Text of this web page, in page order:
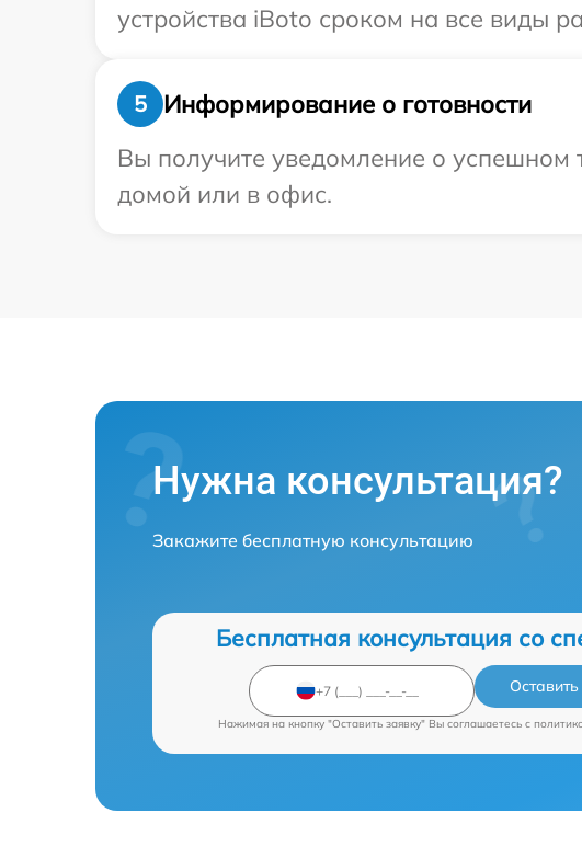
устройства iBoto сроком на все виды
5
Информирование о готовности
Вы получите уведомление о успешном
домой или в офис.
Нужна консультация?
Закажите бесплатную консультацию
Бесплатная консультация со
Нажимая на кнопку "Оставить заявку" Вы соглашаетесь c